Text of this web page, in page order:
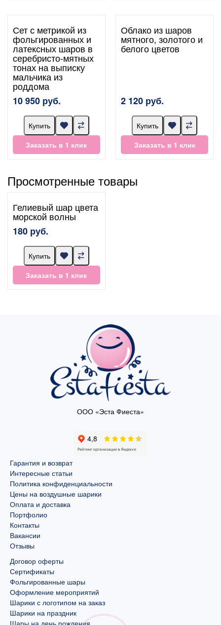
Сет с метрикой из
фольгированных и
латексных шаров в
серебристо-мятных
тонах на выписку
мальчика из
роддома
10 950 руб.
Купить
Заказать в 1 клик
Облако из шаров
мятного, золотого и
белого цветов
2 120 руб.
Купить
Заказать в 1 клик
Просмотренные товары
Гелиевый шар цвета
морской волны
180 руб.
Купить
Заказать в 1 клик
ООО «Эста Фиеста»
Гарантия и возврат
Интересные статьи
Политика конфиденциальности
Цены на воздушные шарики
Оплата и доставка
Портфолио
Контакты
Вакансии
Отзывы
Договор оферты
Сертификаты
Фольгированные шары
Оформление мероприятий
Шарики с логотипом на заказ
Шарики на праздник